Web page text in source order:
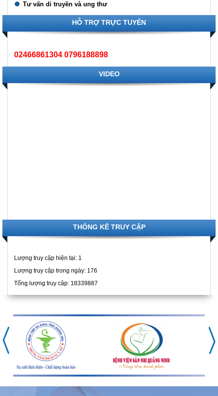
Tư vấn di truyền và ung thư
HỖ TRỢ TRỰC TUYẾN
02466861304 0796188898
VIDEO
THỐNG KÊ TRUY CẬP
Lượng truy cập hiện tại: 1
Lượng truy cập trong ngày: 176
Tổng lượng truy cập: 18339887